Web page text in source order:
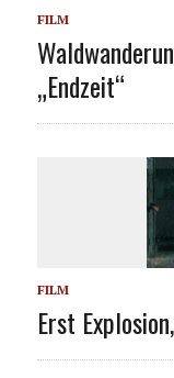
FILM
„Endzeit“
FILM
Erst